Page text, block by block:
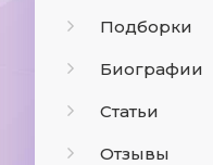
Подборки
Биографии
Статьи
Отзывы